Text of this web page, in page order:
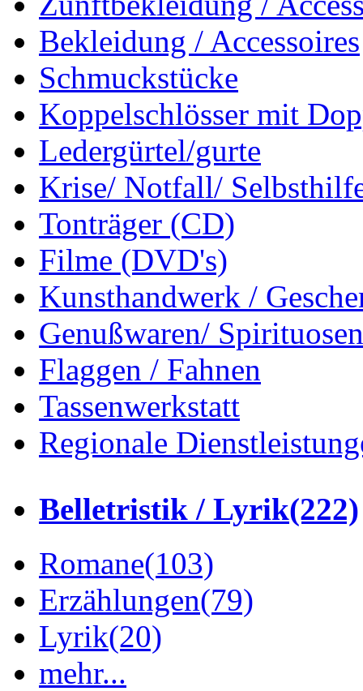
Bekleidung / Accessoires
Schmuckstücke
Koppelschlösser mit
Ledergürtel/gurte
Krise/ Notfall/
Tonträger (CD)
Filme (DVD's)
Kunsthandwerk /
Genußwaren/ Spirituosen
Flaggen / Fahnen
Tassenwerkstatt
Regionale
Belletristik / Lyrik(222)
Romane(103)
Erzählungen(79)
Lyrik(20)
mehr...